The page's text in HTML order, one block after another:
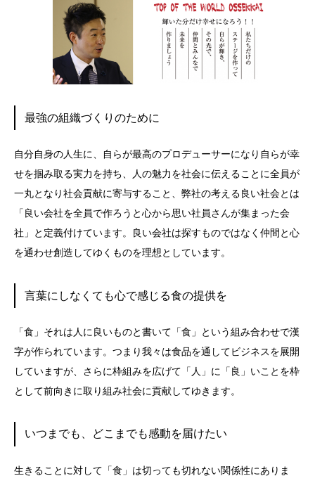
最強の組織づくりのために
自分自身の人生に、自らが最高のプロデューサーになり自らが幸
せを掴み取る実力を持ち、人の魅力を社会に伝えることに全員が
一丸となり社会貢献に寄与すること、弊社の考える良い社会とは
「良い会社を全員で作ろうと心から思い社員さんが集まった会
社」と定義付けています。良い会社は探すものではなく仲間と心
を通わせ創造してゆくものを理想としています。
言葉にしなくても心で感じる食の提供を
「食」それは人に良いものと書いて「食」という組み合わせで漢
字が作られています。つまり我々は食品を通してビジネスを展開
していますが、さらに枠組みを広げて「人」に「良」いことを枠
として前向きに取り組み社会に貢献してゆきます。
いつまでも、どこまでも感動を届けたい
生きることに対して「食」は切っても切れない関係性にありま